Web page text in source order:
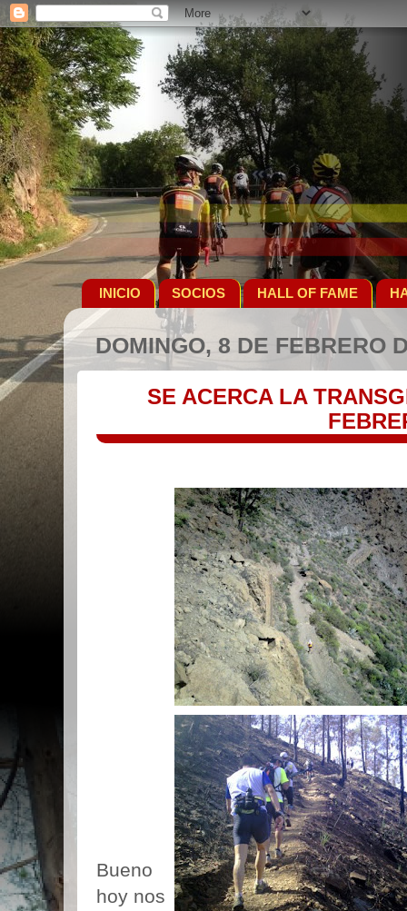
INICIO SOCIOS HALL OF FAME
DOMINGO, 8 DE FEBRERO
SE ACERCA LA
Bueno
hoy nos